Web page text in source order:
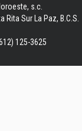
s.c.
Sur La Paz, B.C.S.
125-3625